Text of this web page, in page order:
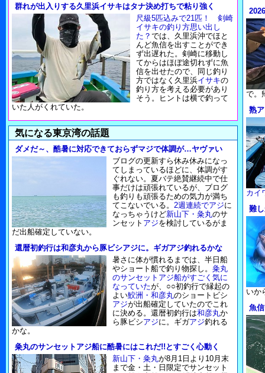
群れが出入りする久里浜イサキはタナ決め打ちで粘り強く
尺級5匹込みで21匹！ 剣崎
イサキの釣り方思い出し
た？ では、久里浜沖でほと
んど魚信を出すことができ
ず出遅れた。剣崎に移動し
てからはほぼ途切れずに魚
信を出せたので、同じ釣り
方ではなく久里浜イサキの
釣り方を考える必要があり
そう。ヒントは横で釣って
いた人がくれていた。
気になる東京湾の話題
ダメだ～、酷暑に対応できておらずマジで体調が…ヤヴァい
ブログの更新すら休み休みになっ
てしまっているほどに、体調がす
ぐれない。夏バテ絶賛継続中で仕
事だけは頑張れているが、ブログ
も釣りも頑張るための気力が満ち
てこないでいる。 2週連続でアジに
なっちゃうけど新山下・粂丸のサ
ンセット アジを検討しているがま
だ出船確定していない。
還暦初釣行は和彦丸から豚ビシアジに。ギガアジ釣れるかな
暑さに体が慣れるまでは、半日船
やショート船で釣り物探し。 粂丸
のサンセットアジ船がすごく気に
なっていたが、○○初釣行で縁起の
よい鮫洲・和彦丸のショートビシ
アジが出船確定していたのでこれ
に決める。還暦初釣行は和彦丸か
ら豚ビシアジに。ギガアジ釣れる
かな。
粂丸のサンセットアジ船に酷暑にはこれだ!!とすごく心動く
新山下・粂丸が8月1日より10月末
まで金・土・日限定でサンセット
で。
熟
カイ
難
いか
魚